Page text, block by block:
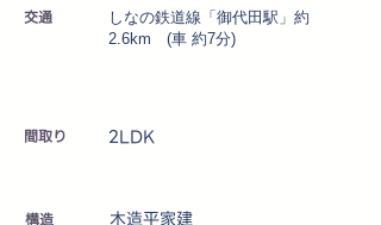
交通
しなの鉄道線「御代田駅」約
2.6km (車 約7分)
​間取り 2LDK
​構造 木造平家建